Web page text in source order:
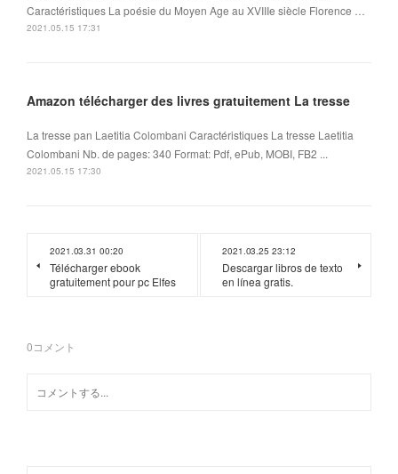
Caractéristiques La poésie du Moyen Age au XVIIIe siècle Florence …
2021.05.15 17:31
Amazon télécharger des livres gratuitement La tresse
La tresse pan Laetitia Colombani Caractéristiques La tresse Laetitia
Colombani Nb. de pages: 340 Format: Pdf, ePub, MOBI, FB2 ...
2021.05.15 17:30
2021.03.31 00:20
Télécharger ebook
gratuitement pour pc Elfes
2021.03.25 23:12
Descargar libros de texto
en línea gratis.
0コメント